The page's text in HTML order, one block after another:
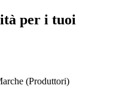
per i tuoi
(Produttori)